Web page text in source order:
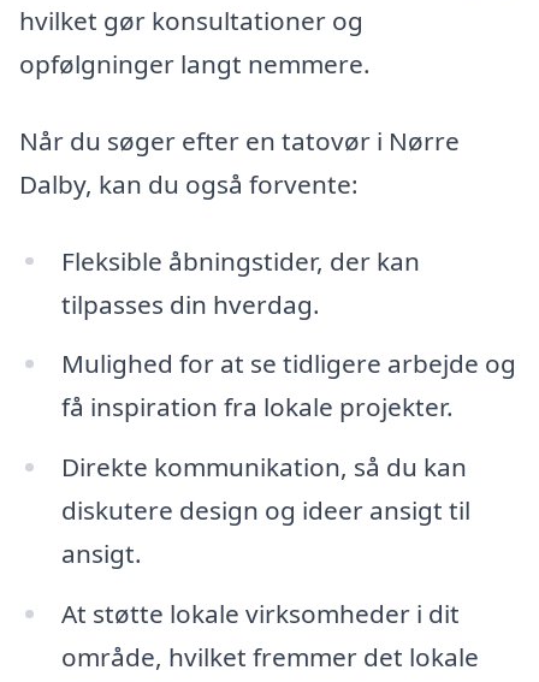
hvilket gør konsultationer og
opfølgninger langt nemmere.
Når du søger efter en tatovør i Nørre
Dalby, kan du også forvente:
Fleksible åbningstider, der kan
tilpasses din hverdag.
Mulighed for at se tidligere arbejde og
få inspiration fra lokale projekter.
Direkte kommunikation, så du kan
diskutere design og ideer ansigt til
ansigt.
At støtte lokale virksomheder i dit
område, hvilket fremmer det lokale